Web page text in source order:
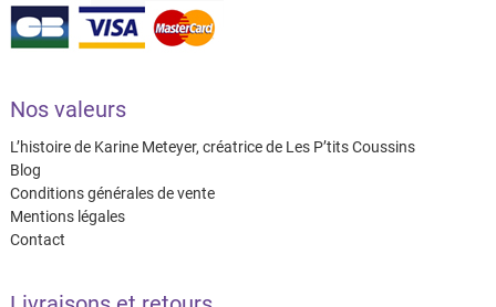
Nos valeurs
L’histoire de Karine Meteyer, créatrice de Les P’tits Coussins
Blog
Conditions générales de vente
Mentions légales
Contact